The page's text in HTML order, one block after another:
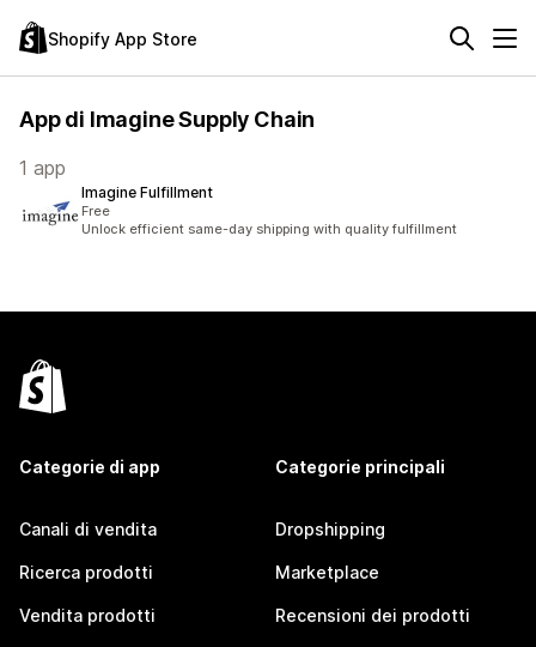
Shopify App Store
App di Imagine Supply Chain
1 app
Imagine Fulfillment
Free
Unlock efficient same-day shipping with quality fulfillment
Categorie di app
Canali di vendita
Ricerca prodotti
Vendita prodotti
Categorie principali
Dropshipping
Marketplace
Recensioni dei prodotti